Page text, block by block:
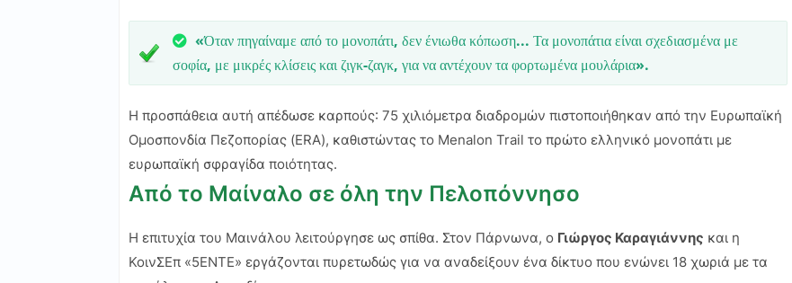
«Όταν πηγαίναμε από το μονοπάτι, δεν ένιωθα κόπωση... Τα μονοπάτια είναι σχεδιασμένα με
σοφία, με μικρές κλίσεις και ζιγκ-ζαγκ, για να αντέχουν τα φορτωμένα μουλάρια».
Η προσπάθεια αυτή απέδωσε καρπούς: 75 χιλιόμετρα διαδρομών πιστοποιήθηκαν από την Ευρωπαϊκή
Ομοσπονδία Πεζοπορίας (ERA), καθιστώντας το Menalon Trail το πρώτο ελληνικό μονοπάτι με
ευρωπαϊκή σφραγίδα ποιότητας.
Από το Μαίναλο σε όλη την Πελοπόννησο
Η επιτυχία του Μαινάλου λειτούργησε ως σπίθα. Στον Πάρνωνα, ο Γιώργος Καραγιάννης και η
ΚοινΣΕπ «5ΕΝΤΕ» εργάζονται πυρετωδώς για να αναδείξουν ένα δίκτυο που ενώνει 18 χωριά με τα